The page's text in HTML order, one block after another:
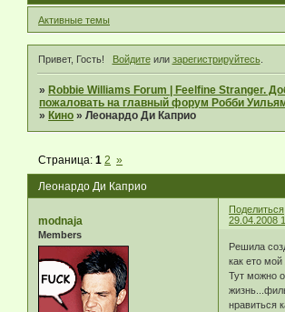
Активные темы
Привет, Гость! Войдитеили зарегистрируйтесь.
» Robbie Williams Forum | Feelfine Stranger.
пожаловать на главный форум Робби
» Кино »Леонардо Ди Каприо
Леонардо Ди Каприо
Страница:1 2 »
Поделиться
29.04.2008
modnaja
Members
Решила
как ето
Тут можно
нравиться